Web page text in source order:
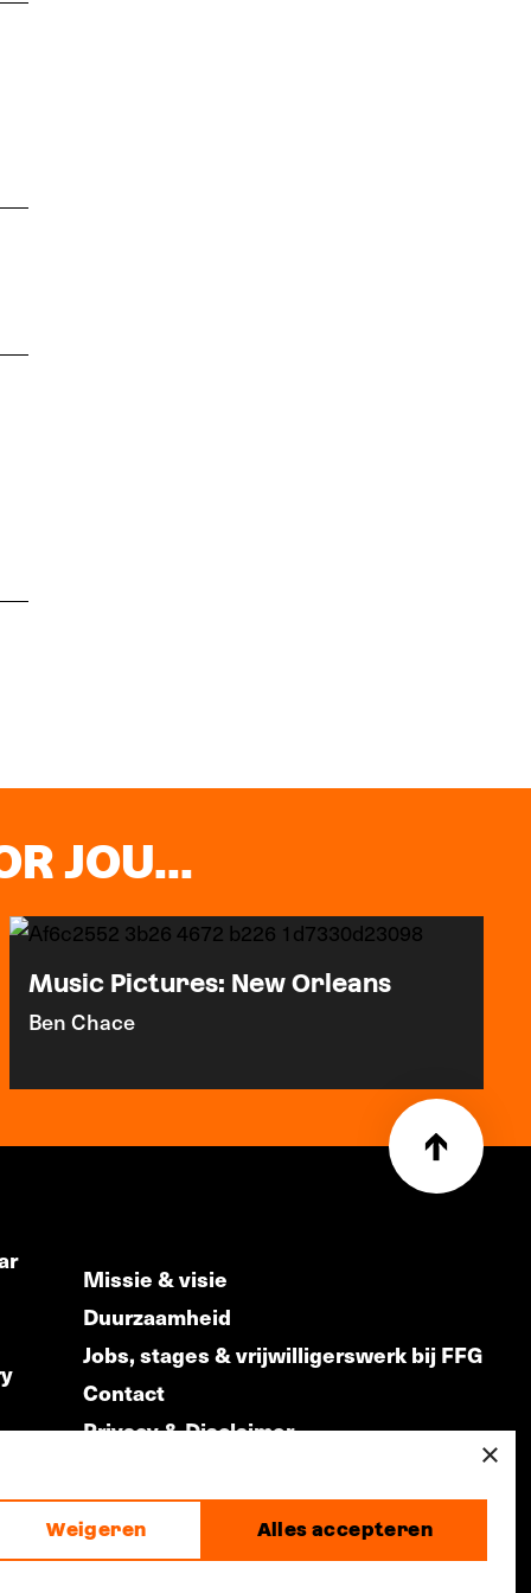
JOU...
Music Pictures: New Orleans
Ben Chace
Missie & visie
Duurzaamheid
Jobs, stages & vrijwilligerswerk bij FFG
Contact
Privacy & Disclaimer
made by
×
Alles accepteren
Weigeren